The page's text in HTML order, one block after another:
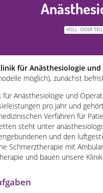
VOLL- ODER
für Anästhesiologie
möglich), zunächst
für Anästhesiologie und
pro Jahr und
Verfahren für
steht unter
und den
Schmerztherapie mit
und bauen unsere